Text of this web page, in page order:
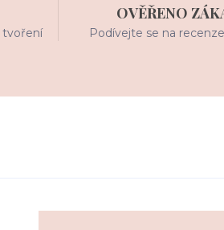
tvoření
OVĚŘENO
Podívejte se na